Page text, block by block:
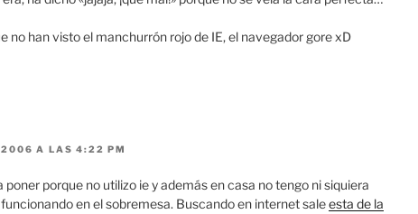
no han visto el manchurrón rojo de IE, el navegador gore xD
2006 A LAS 4:22 PM
poner porque no utilizo ie y además en casa no tengo ni siquiera
en el sobremesa. Buscando en internet saleesta de la